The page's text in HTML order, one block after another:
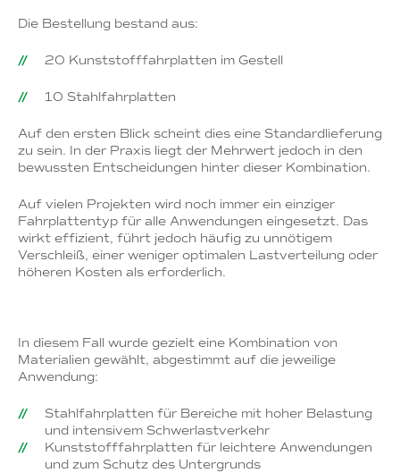
Die Bestellung bestand aus:
20 Kunststofffahrplatten im Gestell
10 Stahlfahrplatten
Auf den ersten Blick scheint dies eine Standardlieferung
zu sein. In der Praxis liegt der Mehrwert jedoch in den
bewussten Entscheidungen hinter dieser Kombination.
Auf vielen Projekten wird noch immer ein einziger
Fahrplattentyp für alle Anwendungen eingesetzt. Das
wirkt effizient, führt jedoch häufig zu unnötigem
Verschleiß, einer weniger optimalen Lastverteilung oder
höheren Kosten als erforderlich.
In diesem Fall wurde gezielt eine Kombination von
Materialien gewählt, abgestimmt auf die jeweilige
Anwendung:
Stahlfahrplatten für Bereiche mit hoher Belastung
und intensivem Schwerlastverkehr
Kunststofffahrplatten für leichtere Anwendungen
und zum Schutz des Untergrunds